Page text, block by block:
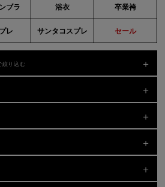
ブラ 浴衣 卒業袴
レ サンタコスプレ セール
絞り込む